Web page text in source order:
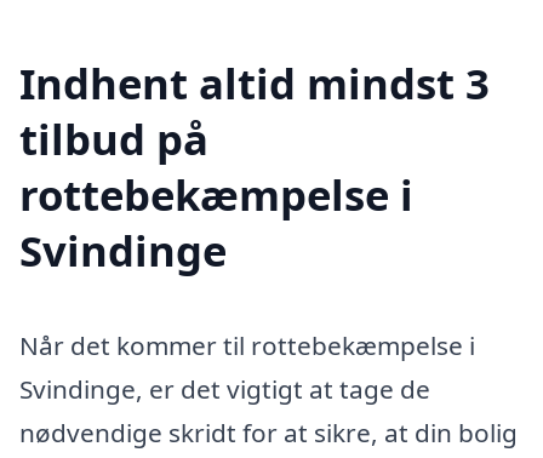
Indhent altid mindst 3
tilbud på
rottebekæmpelse i
Svindinge
Når det kommer til rottebekæmpelse i
Svindinge, er det vigtigt at tage de
nødvendige skridt for at sikre, at din bolig